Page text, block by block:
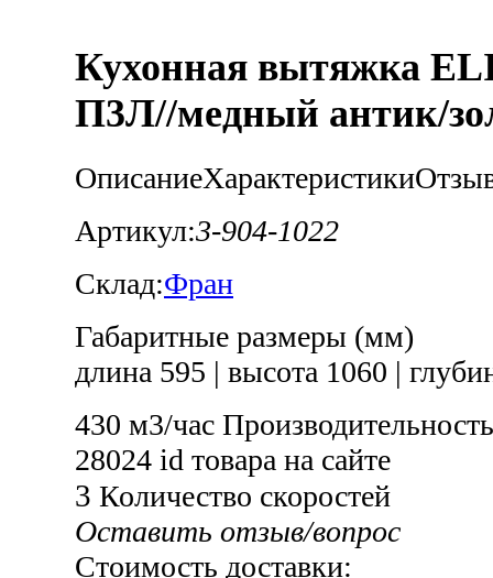
Кухонная вытяжка
П3Л//медный антик/
ОписаниеХарактеристики
Артикул:3-904-1022
Склад:Фран
Габаритные размеры (мм)
длина 595 | высота 1060 |
430 м3/час
28024 id товара на сайте
3 Количество скоростей
Оставить отзыв/вопрос
Стоимость доставки: